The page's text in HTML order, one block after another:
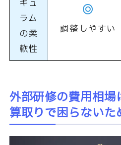
キュ
ラム
の柔
軟性
◎
調整しやすい
外部研修の費用相
算取りで困らないた